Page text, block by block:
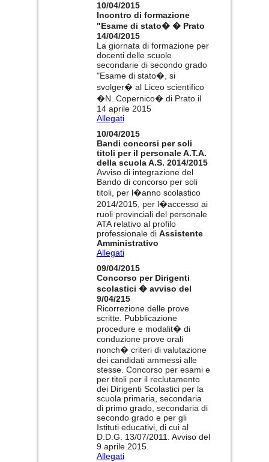
10/04/2015
Incontro di formazione
"Esame di stato� � Prato
14/04/2015
La giornata di formazione per
docenti delle scuole
secondarie di secondo grado
"Esame di stato�, si
svolger� al Liceo scientifico
�N. Copernico� di Prato il
14 aprile 2015
Allegati
10/04/2015
Bandi concorsi per soli
titoli per il personale A.T.A.
della scuola A.S. 2014/2015
Avviso di integrazione del
Bando di concorso per soli
titoli, per l�anno scolastico
2014/2015, per l�accesso ai
ruoli provinciali del personale
ATA relativo al profilo
professionale di Assistente
Amministrativo
Allegati
09/04/2015
Concorso per Dirigenti
scolastici � avviso del
9/04/215
Ricorrezione delle prove
scritte. Pubblicazione
procedure e modalit� di
conduzione prove orali
nonch� criteri di valutazione
dei candidati ammessi alle
stesse. Concorso per esami e
per titoli per il reclutamento
dei Dirigenti Scolastici per la
scuola primaria, secondaria
di primo grado, secondaria di
secondo grado e per gli
Istituti educativi, di cui al
D.D.G. 13/07/2011. Avviso del
9 aprile 2015.
Allegati